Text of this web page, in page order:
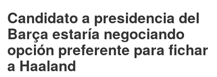
Candidato a presidencia del
Barça estaría negociando
opción preferente para fichar
a Haaland